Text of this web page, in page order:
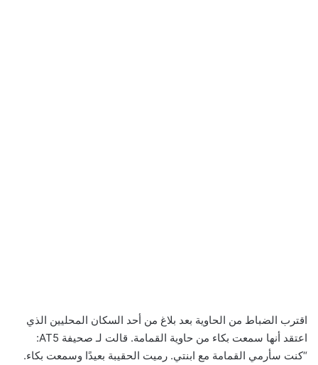
اقترب الضباط من الحاوية بعد بلاغ من أحد السكان المحليين الذي
اعتقد أنها سمعت بكاء من حاوية القمامة. قالت لـ صحيفة AT5:
“كنت سأرمي القمامة مع ابنتي. رميت الحقيبة بعيدًا وسمعت بكاء.